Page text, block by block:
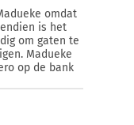
omdat
is het
om gaten te
Madueke
op de bank